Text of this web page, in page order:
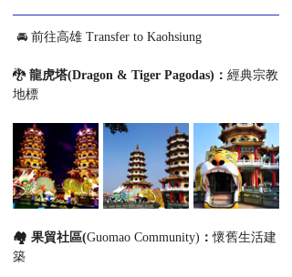
🚘 前往高雄 Transfer to Kaohsiung
🐉 龍虎塔(Dragon & Tiger Pagodas)： 經典宗教
地標
🏘️ 果貿社區(Guomao Community) ：懷舊生活建
築